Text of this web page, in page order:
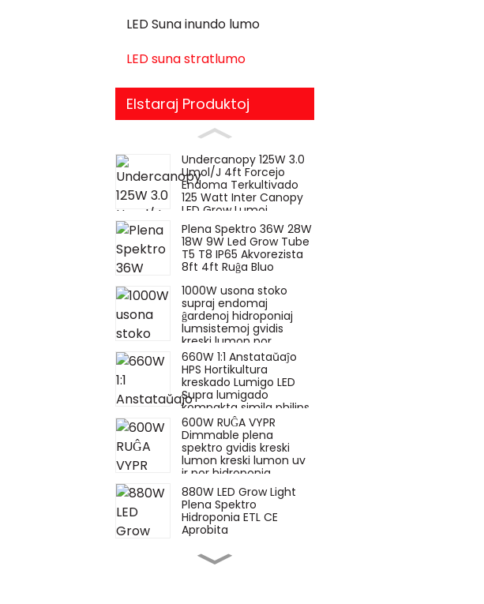
LED Suna inundo lumo
LED suna stratlumo
Elstaraj Produktoj
Undercanopy 125W 3.0
Umol/J 4ft Forcejo
Endoma Terkultivado
125 Watt Inter Canopy
LED Grow Lumoj
Plena Spektro 36W 28W
18W 9W Led Grow Tube
T5 T8 IP65 Akvorezista
8ft 4ft Ruĝa Bluo
1000W usona stoko
supraj endomaj
ĝardenoj hidroponiaj
lumsistemoj gvidis
kreski lumon por
kultivado de endomaj
plantoj
660W 1:1 Anstataŭaĵo
HPS Hortikultura
kreskado Lumigo LED
Supra lumigado
kompakta simila philips
600W RUĜA VYPR
Dimmable plena
spektro gvidis kreski
lumon kreski lumon uv
ir por hidroponia
plantkresko simila
fluado
880W LED Grow Light
Plena Spektro
Hidroponia ETL CE
Aprobita
660W vata hps
anstataŭiga